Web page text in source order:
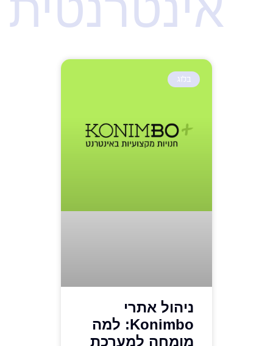
בלוג
ניהול אתרי
Konimbo: למה
מומחה למערכת